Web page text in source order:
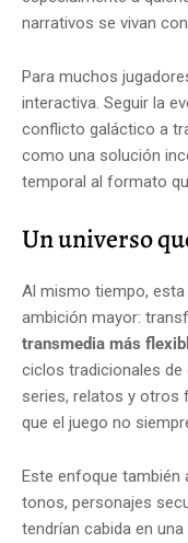
narrativos se vivan
Para muchos
interactiva. Seguir la
conflicto galáctico a
como una solución
temporal al formato
Un universo
Al mismo tiempo,
ambición mayor:
transmedia más
ciclos tradicionales de
series, relatos y otros
que el juego no
Este enfoque también
tonos, personajes
tendrían cabida en